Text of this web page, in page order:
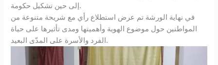
إلى حين تشكيل حكومة.
في نهاية الورشة تم عرض استطلاع رأي مع شريحة متنوعة من
المواطنين حول موضوع الهوية وأهميتها ومدى تأثيرها على حياة
الفرد والأسرة على المدّى البعيد.